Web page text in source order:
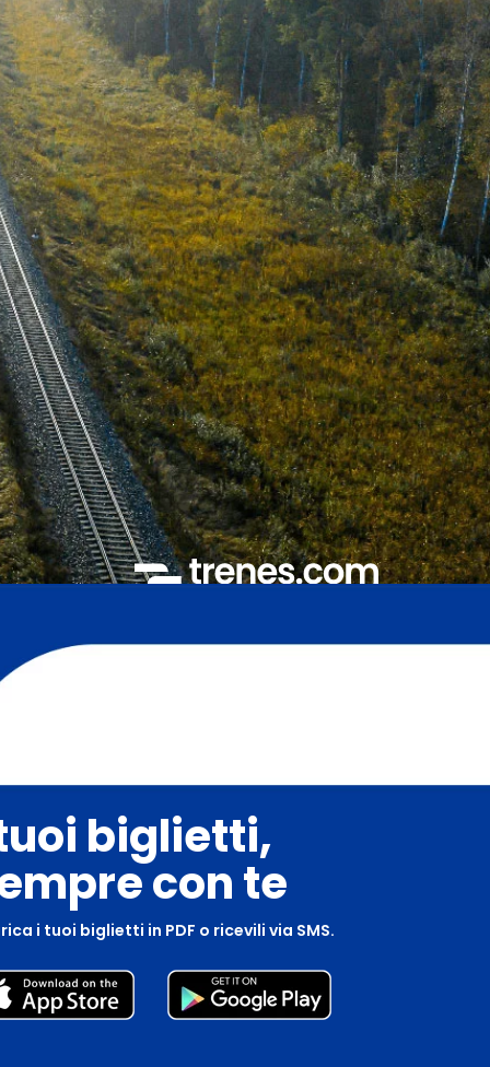
biglietti,
con te
i tuoi biglietti in PDF o ricevili via SMS.